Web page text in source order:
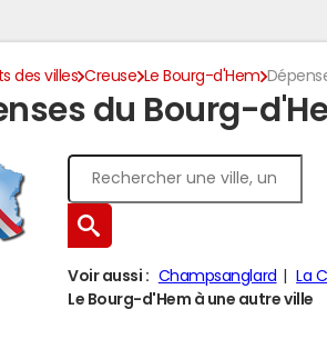
des villes Creuse Le Bourg-d'Hem
du Bourg-
Voir aussi : Champsanglard La
Le Bourg-d'Hem à une autre ville